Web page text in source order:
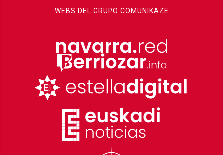
WEBS DEL GRUPO COMUNIKAZE